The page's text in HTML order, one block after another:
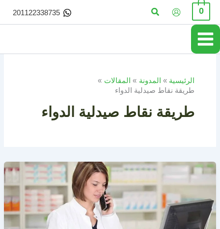
تخطي
المحتوى
0 البحث 201122338735
الرئيسية المدونة
المقالات
طريقة نقاط صيدلية الدواء
طريقة نقاط صيدلية الدواء